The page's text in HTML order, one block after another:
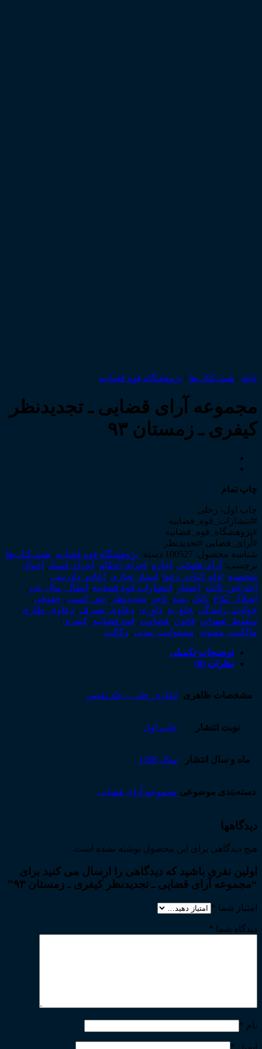
خانه / همه‌ـ‌کتاب‌ها / پژوهشگاه قوه قضاییه
مجموعه آرای قضایی ـ تجدیدنظر
کیفری ـ زمستان ۹۳
چاپ تمام
چاپ اول- رحلی
#انتشارات_قوه_قضاییه
#پژوهشگاه_قوه_قضاییه
#آرای_قضایی #تجدیدنظر
شناسه محصول: 100527 دسته: پژوهشگاه قوه قضاییه, همه‌ـ‌کتاب‌ها
برچسب: آرای قضایی, اجاره, اجرای احکام, اجرای اسناد, احوال
شخصیه, ادله_اثبات_دعوا , اسناد_تجاری, اعاده_دادرسی,
اعتراض_ثالث, اعسار , انتشارات قوه قضاییه, انتقال_مال_غیر ,
انحلال_نکاح, بانک, بیمه, تاجر , تجدیدنظر , حق_کسب, حقوقی,
حوادث_رانندگی, خلع_ید, داوری, دعاوی_تصرف, دعاوی_طاری,
سقوط_تعهدات, قانون, قضاوت, قوه قضاییه, کیفری,
مالکیت_معنوی, مسئولیت_مدنی, وکالت
توضیحات تکمیلی
نظرات (0)
مشخصات ظاهری اندازه رحلی – جلد نفیس
نوبت انتشار چاپ اول
ماه و سال انتشار سال 1398
دسته‌بندی موضوعی مجموعه آرای قضایی
دیدگاهها
هیچ دیدگاهی برای این محصول نوشته نشده است.
اولین نفری باشید که دیدگاهی را ارسال می کنید برای
“مجموعه آرای قضایی ـ تجدیدنظر کیفری ـ زمستان ۹۳”
امتیاز شما *
دیدگاه شما *
نام *
ایمیل *